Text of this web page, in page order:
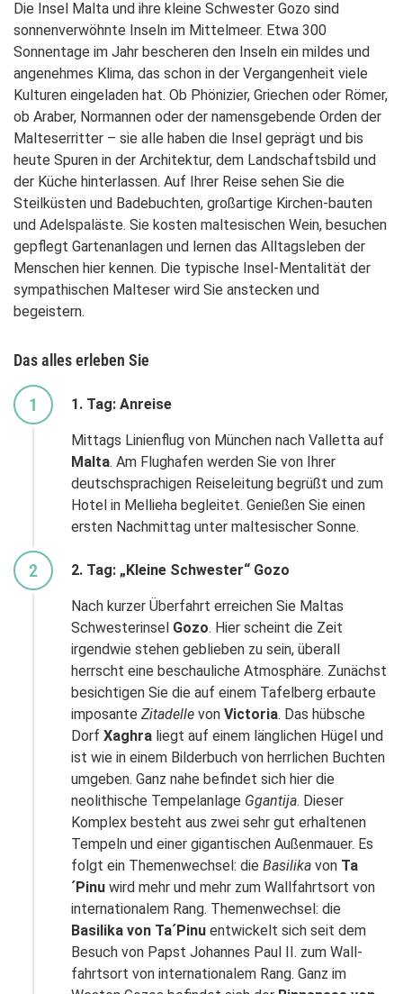
Die Insel Malta und ihre kleine Schwester Gozo sind
sonnenverwöhnte Inseln im Mittelmeer. Etwa 300
Sonnentage im Jahr bescheren den Inseln ein mildes und
angenehmes Klima, das schon in der Vergangenheit viele
Kulturen eingeladen hat. Ob Phönizier, Griechen oder Römer,
ob Araber, Normannen oder der namensgebende Orden der
Malteserritter – sie alle haben die Insel geprägt und bis
heute Spuren in der Architektur, dem Landschaftsbild und
der Küche hinterlassen. Auf Ihrer Reise sehen Sie die
Steilküsten und Badebuchten, großartige Kirchen-bauten
und Adelspaläste. Sie kosten maltesischen Wein, besuchen
gepflegt Gartenanlagen und lernen das Alltagsleben der
Menschen hier kennen. Die typische Insel-Mentalität der
sympathischen Malteser wird Sie anstecken und
begeistern.
Das alles erleben Sie
1 1. Tag: Anreise
Mittags Linienflug von München nach Valletta auf
Malta. Am Flughafen werden Sie von Ihrer
deutschsprachigen Reiseleitung begrüßt und zum
Hotel in Mellieha begleitet. Genießen Sie einen
ersten Nachmittag unter maltesischer Sonne.
2 2. Tag: „Kleine Schwester“ Gozo
Nach kurzer Überfahrt erreichen Sie Maltas
Schwesterinsel Gozo. Hier scheint die Zeit
irgendwie stehen geblieben zu sein, überall
herrscht eine beschauliche Atmosphäre. Zunächst
besichtigen Sie die auf einem Tafelberg erbaute
imposante Zitadelle von Victoria. Das hübsche
Dorf Xaghra liegt auf einem länglichen Hügel und
ist wie in einem Bilderbuch von herrlichen Buchten
umgeben. Ganz nahe befindet sich hier die
neolithische Tempelanlage Ggantija. Dieser
Komplex besteht aus zwei sehr gut erhaltenen
Tempeln und einer gigantischen Außenmauer. Es
folgt ein Themenwechsel: die Basilika von Ta
´Pinu wird mehr und mehr zum Wallfahrtsort von
internationalem Rang. Themenwechsel: die
Basilika von Ta´Pinu entwickelt sich seit dem
Besuch von Papst Johannes Paul II. zum Wall-
fahrtsort von internationalem Rang. Ganz im